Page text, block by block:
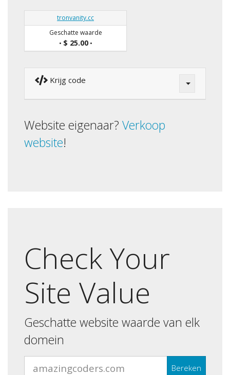
tronvanity.cc
Geschatte waarde
• $ 25.00•
Krijg code
Website eigenaar? Verkoop
website!
Check Your
Site Value
Geschatte website waarde van elk
domein
Bereken